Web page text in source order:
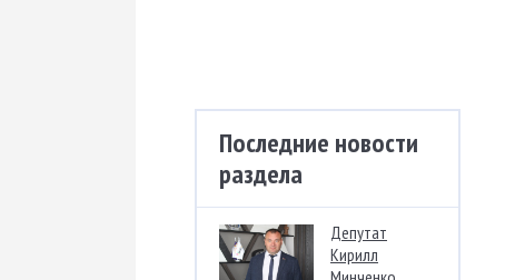
Последние новости
раздела
Депутат
Кирилл